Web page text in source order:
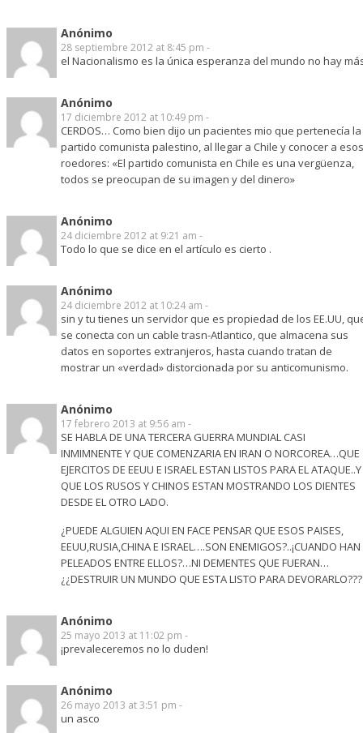
Anónimo
28 septiembre 2012 at 8:45 pm -
el Nacionalismo es la única esperanza del mundo no hay
Anónimo
17 diciembre 2012 at 10:49 pm -
CERDOS… Como bien dijo un pacientes mio que pertenecía la
partido comunista palestino, al llegar a Chile y conocer a esos
roedores: «El partido comunista en Chile es una vergüenza,
todos se preocupan de su imagen y del dinero»
Anónimo
24 diciembre 2012 at 9:21 am -
Todo lo que se dice en el artículo es cierto .
Anónimo
24 diciembre 2012 at 10:24 am -
sin y tu tienes un servidor que es propiedad de los EE.UU,
se conecta con un cable trasn-Atlantico, que almacena sus
datos en soportes extranjeros, hasta cuando tratan de
mostrar un «verdad» distorcionada por su anticomunismo.
Anónimo
17 febrero 2013 at 9:56 am -
SE HABLA DE UNA TERCERA GUERRA MUNDIAL CASI
INMIMNENTE Y QUE COMENZARIA EN IRAN O NORCOREA…QUE
EJERCITOS DE EEUU E ISRAEL ESTAN LISTOS PARA EL ATAQUE..Y
QUE LOS RUSOS Y CHINOS ESTAN MOSTRANDO LOS DIENTES
DESDE EL OTRO LADO.
¿PUEDE ALGUIEN AQUI EN FACE PENSAR QUE ESOS PAISES,
EEUU,RUSIA,CHINA E ISRAEL….SON ENEMIGOS?..¡CUANDO HAN
PELEADOS ENTRE ELLOS?…NI DEMENTES QUE FUERAN…
¿¿DESTRUIR UN MUNDO QUE ESTA LISTO PARA DEVORARLO???
Anónimo
25 mayo 2013 at 11:02 pm -
¡prevaleceremos no lo duden!
Anónimo
26 mayo 2013 at 3:51 pm -
un asco